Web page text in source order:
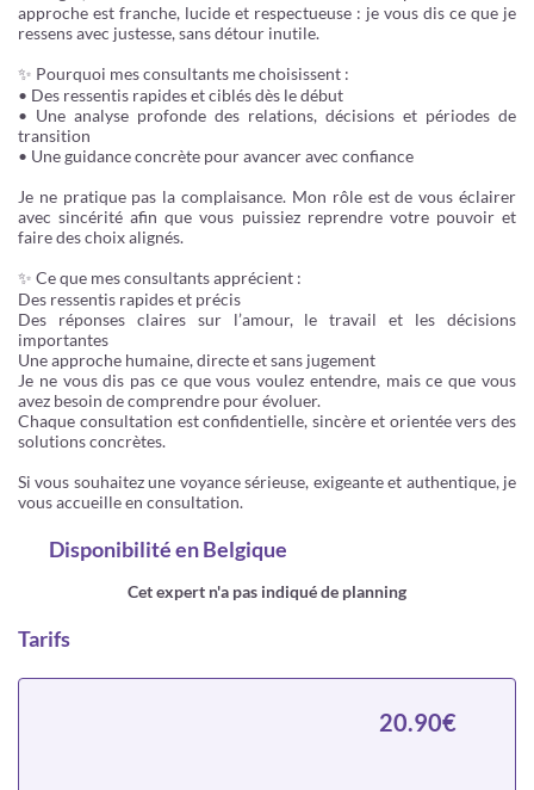
approche est franche, lucide et respectueuse : je vous dis ce que je
ressens avec justesse, sans détour inutile.
✨ Pourquoi mes consultants me choisissent :
• Des ressentis rapides et ciblés dès le début
• Une analyse profonde des relations, décisions et périodes de
transition
• Une guidance concrète pour avancer avec confiance
Je ne pratique pas la complaisance. Mon rôle est de vous éclairer
avec sincérité afin que vous puissiez reprendre votre pouvoir et
faire des choix alignés.
✨ Ce que mes consultants apprécient :
Des ressentis rapides et précis
Des réponses claires sur l’amour, le travail et les décisions
importantes
Une approche humaine, directe et sans jugement
Je ne vous dis pas ce que vous voulez entendre, mais ce que vous
avez besoin de comprendre pour évoluer.
Chaque consultation est confidentielle, sincère et orientée vers des
solutions concrètes.
Si vous souhaitez une voyance sérieuse, exigeante et authentique, je
vous accueille en consultation.
Disponibilitéen Belgique
Cet expert n'a pas indiqué de planning
Tarifs
20.90€